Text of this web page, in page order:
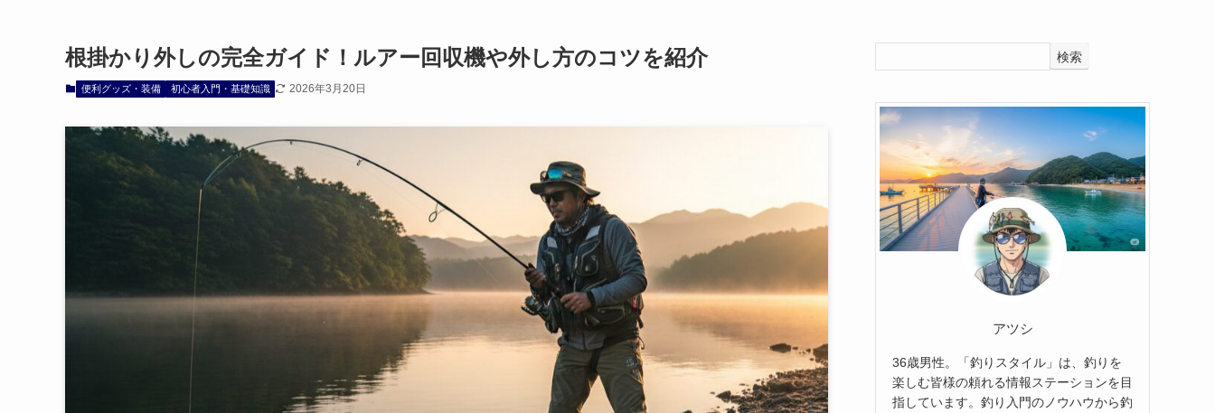
根掛かり外しの完全ガイド！ルアー回収機や外し方のコツを紹介
便利グッズ・装備 初心者入門・基礎知識 2026年3月20日
検索
アツシ
36歳男性。「釣りスタイル」は、釣りを
楽しむ皆様の頼れる情報ステーションを目
指しています。釣り入門のノウハウから釣